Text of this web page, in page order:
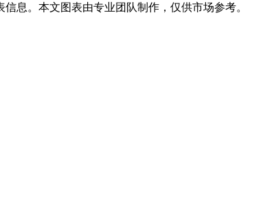
息。本文图表由专业团队制作，仅供市场参考。